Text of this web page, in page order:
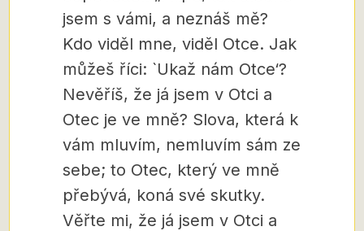
jsem s vámi, a neznáš mě?
Kdo viděl mne, viděl Otce. Jak
můžeš říci: `Ukaž nám Otce‘?
Nevěříš, že já jsem v Otci a
Otec je ve mně? Slova, která k
vám mluvím, nemluvím sám ze
sebe; to Otec, který ve mně
přebývá, koná své skutky.
Věřte mi, že já jsem v Otci a